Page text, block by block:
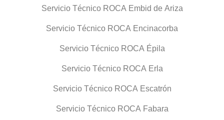
Servicio Técnico ROCA Embid de Ariza
Servicio Técnico ROCA Encinacorba
Servicio Técnico ROCA Épila
Servicio Técnico ROCA Erla
Servicio Técnico ROCA Escatrón
Servicio Técnico ROCA Fabara